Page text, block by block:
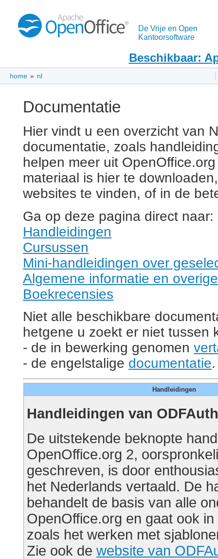
De Vrije en Open
Kantoorsoftware
Beschikbaar:
home » nl
Documentatie
Hier vindt u een overzicht van
documentatie, zoals
helpen meer uit
materiaal is hier te
websites te vinden, of in de
Ga op deze pagina direct naar:
Handleidingen
Cursussen
Mini-handleidingen over
Algemene informatie en overige
Boekrecensies
Niet alle beschikbare
hetgene u zoekt er niet tussen
- de in bewerking genomen
- de engelstalige documentatie.
Handleidingen
Handleidingen van
De uitstekende beknopte
OpenOffice.org 2,
geschreven, is door
het Nederlands vertaald. De
behandelt de basis van alle
OpenOffice.org en gaat ook
zoals het werken met
Zie ook de website van